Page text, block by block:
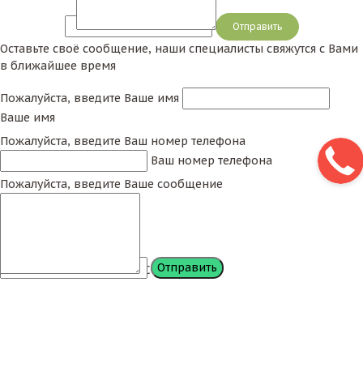
Сообщение
Оставьте своё сообщение, наши специалисты свяжутся с Вами
в ближайшее время
Пожалуйста, введите Ваше имя
Ваше имя
Пожалуйста, введите Ваш номер телефона
Ваш номер телефона
Пожалуйста, введите Ваше сообщение
Сообщение